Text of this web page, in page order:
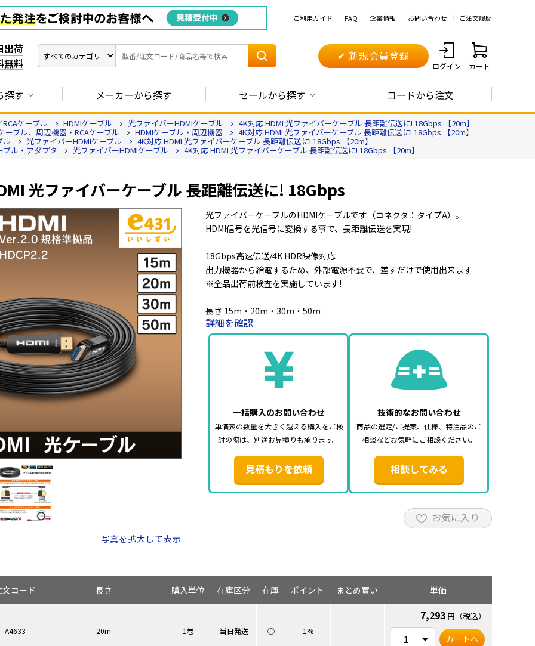
ご利用ガイド FAQ 企業情報 お問い合わせ ご注文履歴
出荷
無料
✔ 新規会員登録
ログイン カート
探す メーカーから探す セールから探す コードから注文
ケーブル HDMIケーブル 光ファイバーHDMIケーブル 4K対応 HDMI 光ファイバーケーブル 長距離伝送に! 18Gbps 【20m】
ーブル、周辺機器・RCAケーブル HDMIケーブル・周辺機器 4K対応 HDMI 光ファイバーケーブル 長距離伝送に! 18Gbps 【20m】
ル 光ファイバーHDMIケーブル 4K対応 HDMI 光ファイバーケーブル 長距離伝送に! 18Gbps 【20m】
ブル・アダプタ 光ファイバーHDMIケーブル 4K対応 HDMI 光ファイバーケーブル 長距離伝送に! 18Gbps 【20m】
光ファイバーケーブル 長距離伝送に! 18Gbps
光ファイバーケーブルのHDMIケーブルです（コネクタ：タイプA）。
HDMI信号を光信号に変換する事で、長距離伝送を実現!
18Gbps高速伝送/4K HDR映像対応
出力機器から給電するため、外部電源不要で、差すだけで使用出来ます
※全品出荷前検査を実施しています!
長さ 15m・20m・30m・50m
ケーブル色:ブラック
・ハイスピード(Ver.2.0準拠) ・4K60Hzフルスペック映像
・Ethernet規格・ディープカラー対応 ・CEC(各社リンク機能)
■ご注意■
当商品は、接続する機器に直接差してご使用ください。
※HDMIケーブルと機器との間に、分配器やアダプタ、切替器などを挟んで
場合がございます。
詳細を確認
一括購入のお問い合わせ
単価表の数量を大きく越える購入をご検
討の際は、別途お見積りも承ります。
見積もりを依頼
技術的なお問い合わせ
商品の選定/ご提案、仕様、特注品のご
相談などお気軽にご相談ください。
相談してみる
お気に入り
写真を拡大して表示
文コード
A4633
長さ
20m
購入単位 在庫区分 在庫 ポイント まとめ買い 単価
1巻 当日発送 ○ 1%
7,293 円 （税込）
カートへ